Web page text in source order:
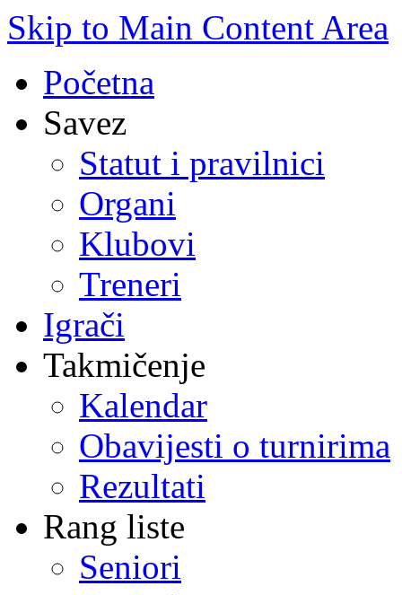
Skip to Main Content Area
Početna
Savez
Statut i pravilnici
Organi
Klubovi
Treneri
Igrači
Takmičenje
Kalendar
Obavijesti o turnirima
Rezultati
Rang liste
Seniori